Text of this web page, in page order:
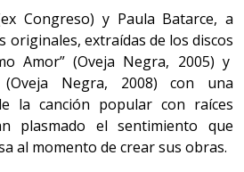
Congreso) y Paula Batarce, a
originales, extraídas de los discos
Amor” (Oveja Negra, 2005) y
(Oveja Negra, 2008) con una
la canción popular con raíces
plasmado el sentimiento que
al momento de crear sus obras.